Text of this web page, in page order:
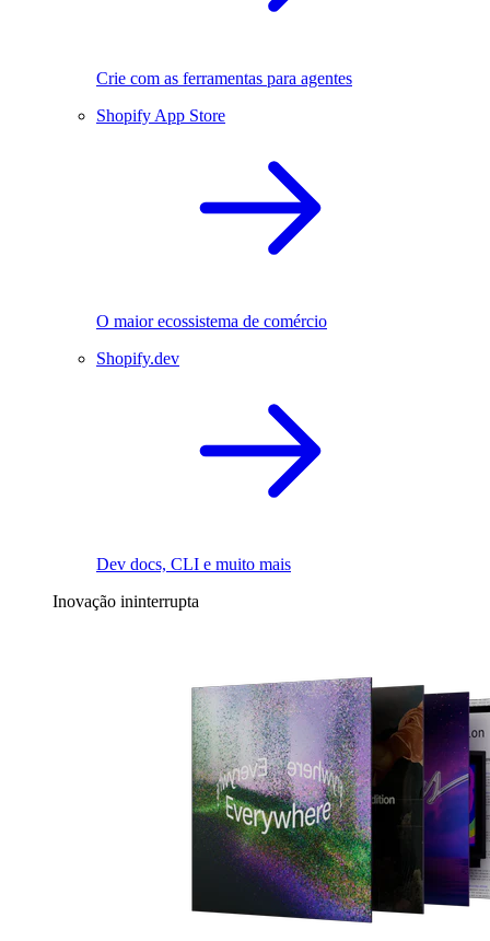
Crie com as ferramentas para agentes
Shopify App Store
O maior ecossistema de comércio
Shopify.dev
Dev docs, CLI e muito mais
Inovação ininterrupta